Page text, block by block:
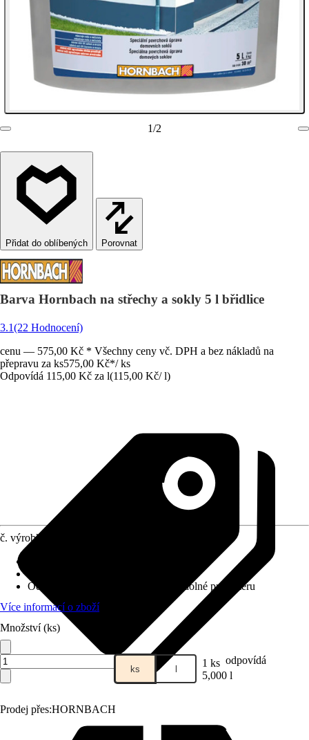
1/2
Porovnat
Barva Hornbach na střechy a sokly 5 l břidlice
3.1(22 Hodnocení)
cenu — 575,00 Kč * Všechny ceny vč. DPH a bez nákladů na
přepravu za ks575,00 Kč*/ ks
Odpovídá 115,00 Kč za l(115,00 Kč/ l)
Prodej přes:HORNBACH
č. výrobku
Odolnost proti otěru za mokra
2 - odolné proti otěru
Více informací o zboží
Množství (ks)
ks l 1 ks odpovídá
5,000 l